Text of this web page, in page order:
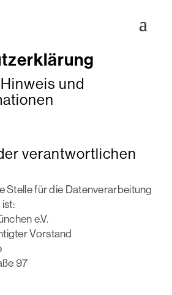
und
verantwortlichen
Stelle für die Datenverarbeitung
e.V.
Vorstand
97